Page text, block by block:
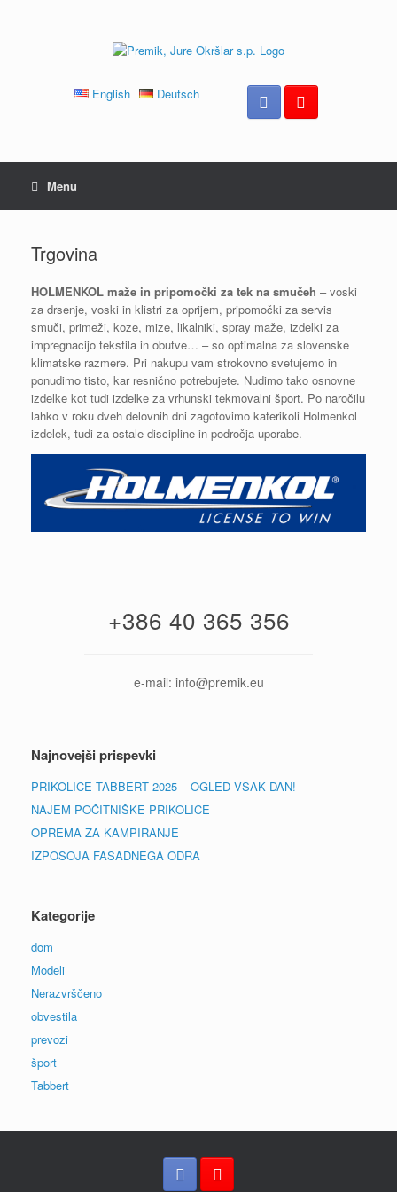
English Deutsch
Menu
Trgovina
HOLMENKOL maže in pripomočki za tek na smučeh – voski
za drsenje, voski in klistri za oprijem, pripomočki za servis
smuči, primeži, koze, mize, likalniki, spray maže, izdelki za
impregnacijo tekstila in obutve… – so optimalna za slovenske
klimatske razmere. Pri nakupu vam strokovno svetujemo in
ponudimo tisto, kar resnično potrebujete. Nudimo tako osnovne
izdelke kot tudi izdelke za vrhunski tekmovalni šport. Po naročilu
lahko v roku dveh delovnih dni zagotovimo katerikoli Holmenkol
izdelek, tudi za ostale discipline in področja uporabe.
+386 40 365 356
e-mail: info@premik.eu
Najnovejši prispevki
PRIKOLICE TABBERT 2025 – OGLED VSAK DAN!
NAJEM POČITNIŠKE PRIKOLICE
OPREMA ZA KAMPIRANJE
IZPOSOJA FASADNEGA ODRA
Kategorije
dom
Modeli
Nerazvrščeno
obvestila
prevozi
šport
Tabbert